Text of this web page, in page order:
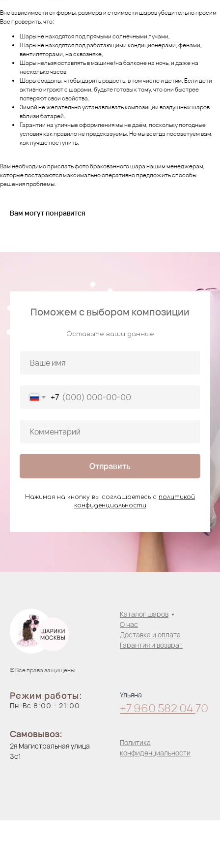
Вне зависимости от формы, размера и стоимости шаров убедительно просим
Вас проверить, что:
Шары не находятся под прямыми солнечными лучами,
Шары не находятся под работающими кондиционерами, фенами,
вентиляторами, на сквозняке,
Шары нельзя оставлять в машине/на балконе на ночь, и даже на
несколько часов
Шары созданы, чтобы дарить радость, в том числе и детям. Если дети
активно играют с шарами, будьте готовы к тому, что они быстрее
потеряют свои свойства.
Зимой не желательно устанавливать композиции воздушных шаров
вблизи батарей.
Гарантии на уличные оформления мы не даём, поскольку погодные
условия как правило не предсказуемы. Но мы всегда посоветуем вам,
как лучше поступить.
Вам необходимо прислать фото бракованного шара нашим менеджерам,
которые постараются максимально оперативно предложить способы
решения проблемы.
Вам могут понравится
Поможем с выбором композиции
Оставьте ваши данные
+7
Отправить
Нажимая на кнопку вы соглашаетесь с политикой
конфиденциальности
© Все права защищены
Каталог шаров
О нас
Доставка и оплата
Гарантия и возврат
Режим работы:
Пн-Вс 8:00 - 21:00
Самовывоз:
2я Магистральная улица
3с1
Ульяна
+7 960 582 04 70
Политика
конфиденциальности